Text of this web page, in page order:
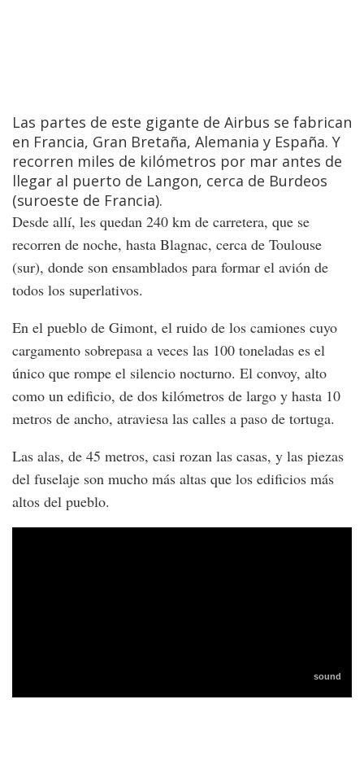
Las partes de este gigante de Airbus se fabrican
en Francia, Gran Bretaña, Alemania y España. Y
recorren miles de kilómetros por mar antes de
llegar al puerto de Langon, cerca de Burdeos
(suroeste de Francia).
Desde allí, les quedan 240 km de carretera, que se
recorren de noche, hasta Blagnac, cerca de Toulouse
(sur), donde son ensamblados para formar el avión de
todos los superlativos.
En el pueblo de Gimont, el ruido de los camiones cuyo
cargamento sobrepasa a veces las 100 toneladas es el
único que rompe el silencio nocturno. El convoy, alto
como un edificio, de dos kilómetros de largo y hasta 10
metros de ancho, atraviesa las calles a paso de tortuga.
Las alas, de 45 metros, casi rozan las casas, y las piezas
del fuselaje son mucho más altas que los edificios más
altos del pueblo.